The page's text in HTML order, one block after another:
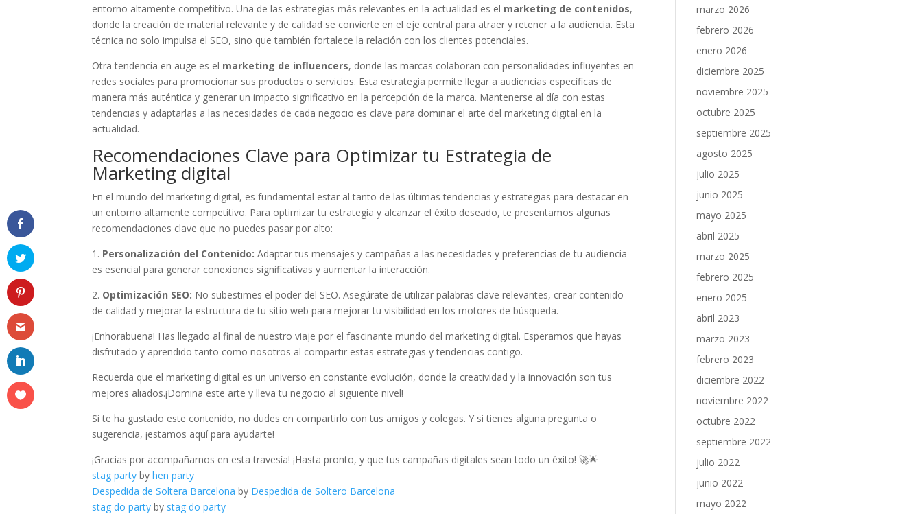
‌entorno altamente competitivo. Una⁣ de las estrategias más relevantes⁣ en ⁤la⁤ actualidad es el‌ marketing de contenidos,
donde la creación de material relevante y de calidad ‌se convierte en ‌el eje central ⁣para atraer‍ y retener a la audiencia. Esta
técnica no‍ solo impulsa el SEO, ⁤sino que también fortalece la relación ⁤con los clientes ‍potenciales.
Otra tendencia en auge es el marketing de influencers, donde las marcas ⁢colaboran con personalidades influyentes en
redes sociales para promocionar sus ​productos o servicios.⁢ Esta estrategia ⁢permite llegar a audiencias específicas ‍de⁢
manera‍ más ⁢auténtica y generar un impacto significativo en la ⁣percepción de la marca. Mantenerse⁢ al‌ día con‍ estas
tendencias ⁤y⁤ adaptarlas ⁢a las ‌necesidades de ⁢cada negocio es clave‌ para dominar ⁣el arte‌ del‌ marketing​ digital en la
actualidad.
Recomendaciones Clave para Optimizar tu⁢ Estrategia de⁤
Marketing digital
En‌ el mundo del marketing digital, es fundamental estar al tanto de las⁤ últimas tendencias y ‌estrategias para destacar ⁤en⁣
un entorno⁢ altamente⁣ competitivo. Para optimizar tu ⁣estrategia ​y alcanzar el éxito deseado, te presentamos algunas
recomendaciones⁢ clave ⁣que⁣ no puedes pasar por alto:
1. Personalización ‍del‍ Contenido: ​Adaptar ⁤tus mensajes y‍ campañas a⁣ las⁣ necesidades y preferencias de tu audiencia
es ​esencial ⁢para generar conexiones significativas y aumentar⁤ la ​interacción.
2. Optimización SEO: No subestimes el poder del SEO. ‌Asegúrate‌ de utilizar palabras clave relevantes, crear contenido
de calidad ​y mejorar la estructura de ​tu sitio web ⁤para mejorar tu ‌visibilidad en los motores de búsqueda.
¡Enhorabuena! Has⁣ llegado al final⁢ de‌ nuestro viaje ‌por‍ el fascinante⁤ mundo del marketing digital. Esperamos que hayas
disfrutado y aprendido tanto como nosotros ⁤al compartir estas estrategias y tendencias‌ contigo.
Recuerda ‍que‍ el marketing digital es un universo en​ constante‌ evolución, donde la‌ creatividad y la​ innovación son tus
mejores aliados.¡Domina este arte y ⁣lleva tu negocio al ​siguiente nivel!
Si te⁢ ha gustado este⁣ contenido,⁣ no ⁤dudes ‍en⁢ compartirlo⁣ con tus amigos y ​colegas. Y si tienes⁤ alguna pregunta ‌o
sugerencia, ¡estamos aquí ⁢para ayudarte!
¡Gracias ⁢por acompañarnos en⁢ esta ​travesía! ¡Hasta ⁣pronto, y que tus campañas digitales sean todo un‌ éxito! 🚀🌟
stag party byhen party
Despedida de Soltera Barcelona by Despedida de Soltero Barcelona
stag do party by stag do party
marzo 2026
febrero 2026
enero 2026
diciembre 2025
noviembre 2025
octubre 2025
septiembre 2025
agosto 2025
julio 2025
junio 2025
mayo 2025
abril 2025
marzo 2025
febrero 2025
enero 2025
abril 2023
marzo 2023
febrero 2023
diciembre 2022
noviembre 2022
octubre 2022
septiembre 2022
julio 2022
junio 2022
mayo 2022